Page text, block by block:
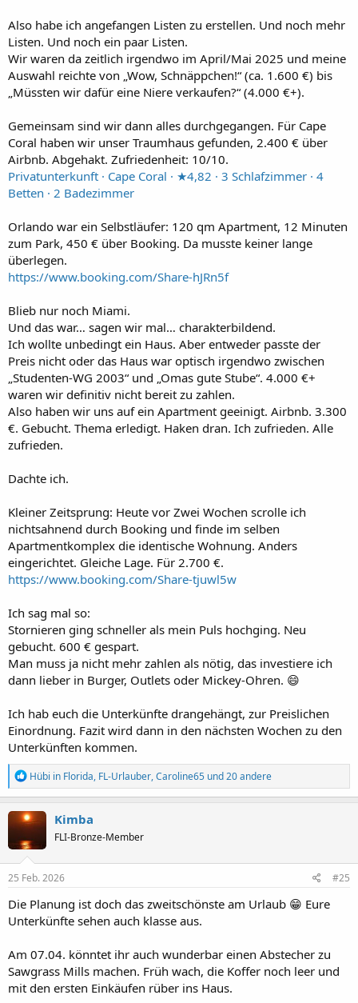
Also habe ich angefangen Listen zu erstellen. Und noch mehr
Listen. Und noch ein paar Listen.
Wir waren da zeitlich irgendwo im April/Mai 2025 und meine
Auswahl reichte von „Wow, Schnäppchen!“ (ca. 1.600 €) bis
„Müssten wir dafür eine Niere verkaufen?“ (4.000 €+).
Gemeinsam sind wir dann alles durchgegangen. Für Cape
Coral haben wir unser Traumhaus gefunden, 2.400 € über
Airbnb. Abgehakt. Zufriedenheit: 10/10.
Privatunterkunft · Cape Coral · ★4,82 · 3 Schlafzimmer · 4
Betten · 2 Badezimmer
Orlando war ein Selbstläufer: 120 qm Apartment, 12 Minuten
zum Park, 450 € über Booking. Da musste keiner lange
überlegen.
https://www.booking.com/Share-hJRn5f
Blieb nur noch Miami.
Und das war… sagen wir mal… charakterbildend.
Ich wollte unbedingt ein Haus. Aber entweder passte der
Preis nicht oder das Haus war optisch irgendwo zwischen
„Studenten-WG 2003“ und „Omas gute Stube“. 4.000 €+
waren wir definitiv nicht bereit zu zahlen.
Also haben wir uns auf ein Apartment geeinigt. Airbnb. 3.300
€. Gebucht. Thema erledigt. Haken dran. Ich zufrieden. Alle
zufrieden.
Dachte ich.
Kleiner Zeitsprung: Heute vor Zwei Wochen scrolle ich
nichtsahnend durch Booking und finde im selben
Apartmentkomplex die identische Wohnung. Anders
eingerichtet. Gleiche Lage. Für 2.700 €.
https://www.booking.com/Share-tjuwl5w
Ich sag mal so:
Stornieren ging schneller als mein Puls hochging. Neu
gebucht. 600 € gespart.
Man muss ja nicht mehr zahlen als nötig, das investiere ich
dann lieber in Burger, Outlets oder Mickey-Ohren. 😄
Ich hab euch die Unterkünfte drangehängt, zur Preislichen
Einordnung. Fazit wird dann in den nächsten Wochen zu den
Unterkünften kommen.
R
e
a
k
t
i
o
n
e
:
Hübi in Florida, FL-Urlauber,Caroline65 und 20 andere
Kimba
FLI-Bronze-Member
25 Feb. 2026 #25
Die Planung ist doch das zweitschönste am Urlaub 😁 Eure
Unterkünfte sehen auch klasse aus.
Am 07.04. könntet ihr auch wunderbar einen Abstecher zu
Sawgrass Mills machen. Früh wach, die Koffer noch leer und
mit den ersten Einkäufen rüber ins Haus.